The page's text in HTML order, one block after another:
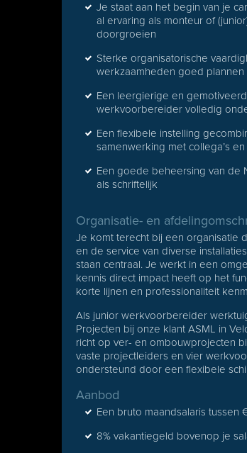
Je staat aan het begin van je
al ervaring als monteur of
doorgroeien
Sterke organisatorische
werkzaamheden goed plannen
Een leergierige en
werkvoorbereider volledig
Een flexibele instelling
samenwerking met collega’s
Een goede beheersing van de
als schriftelijk
Organisatie- en
Je komt terecht bij een organisatie
en de service van diverse
staan centraal. Je werkt in een
kennis direct impact heeft op het
korte lijnen en professionaliteit
Als junior werkvoorbereider
Projecten bij onze klant ASML in
richt op ver- en ombouwprojecten
vaste projectleiders en vier
ondersteund door een flexibele
Aanbod
Een bruto maandsalaris
8% vakantiegeld bovenop je